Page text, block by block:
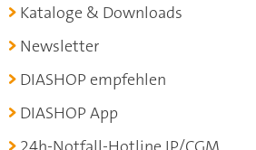
Kataloge & Downloads
Newsletter
DIASHOP empfehlen
DIASHOP App